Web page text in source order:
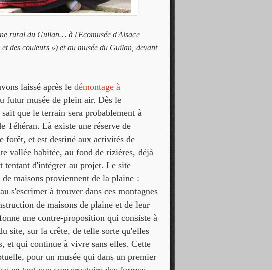
rural du Guilan… à l'Ecomusée d'Alsace
des couleurs ») et au musée du Guilan, devant
laissé après le démontage à
futur musée de plein air. Dès le
que le terrain sera probablement à
Téhéran. Là existe une réserve de
forêt, et est destiné aux activités de
vallée habitée, au fond de rizières, déjà
tentant d'intégrer au projet. Le site
maisons proviennent de la plaine :
s'escrimer à trouver dans ces montagnes
de maisons de plaine et de leur
une contre-proposition qui consiste à
site, sur la crête, de telle sorte qu'elles
et qui continue à vivre sans elles. Cette
pour un musée qui dans un premier